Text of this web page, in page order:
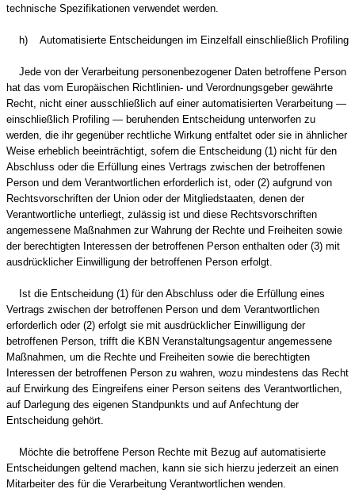
technische Spezifikationen verwendet werden.
h) Automatisierte Entscheidungen im Einzelfall einschließlich Profiling
Jede von der Verarbeitung personenbezogener Daten betroffene Person
hat das vom Europäischen Richtlinien- und Verordnungsgeber gewährte
Recht, nicht einer ausschließlich auf einer automatisierten Verarbeitung —
einschließlich Profiling — beruhenden Entscheidung unterworfen zu
werden, die ihr gegenüber rechtliche Wirkung entfaltet oder sie in ähnlicher
Weise erheblich beeinträchtigt, sofern die Entscheidung (1) nicht für den
Abschluss oder die Erfüllung eines Vertrags zwischen der betroffenen
Person und dem Verantwortlichen erforderlich ist, oder (2) aufgrund von
Rechtsvorschriften der Union oder der Mitgliedstaaten, denen der
Verantwortliche unterliegt, zulässig ist und diese Rechtsvorschriften
angemessene Maßnahmen zur Wahrung der Rechte und Freiheiten sowie
der berechtigten Interessen der betroffenen Person enthalten oder (3) mit
ausdrücklicher Einwilligung der betroffenen Person erfolgt.
Ist die Entscheidung (1) für den Abschluss oder die Erfüllung eines
Vertrags zwischen der betroffenen Person und dem Verantwortlichen
erforderlich oder (2) erfolgt sie mit ausdrücklicher Einwilligung der
betroffenen Person, trifft die KBN Veranstaltungsagentur angemessene
Maßnahmen, um die Rechte und Freiheiten sowie die berechtigten
Interessen der betroffenen Person zu wahren, wozu mindestens das Recht
auf Erwirkung des Eingreifens einer Person seitens des Verantwortlichen,
auf Darlegung des eigenen Standpunkts und auf Anfechtung der
Entscheidung gehört.
Möchte die betroffene Person Rechte mit Bezug auf automatisierte
Entscheidungen geltend machen, kann sie sich hierzu jederzeit an einen
Mitarbeiter des für die Verarbeitung Verantwortlichen wenden.